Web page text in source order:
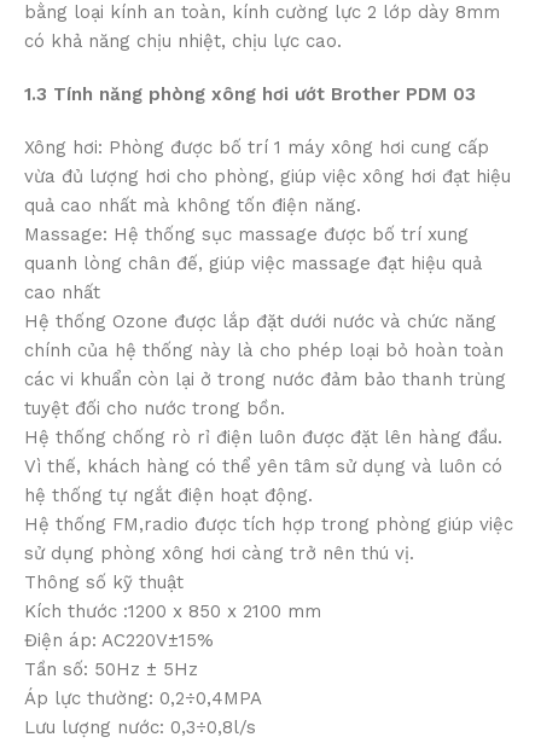
bằng loại kính an toàn, kính cường lực 2 lớp dày 8mm
có khả năng chịu nhiệt, chịu lực cao.
1.3 Tính năng phòng xông hơi ướt Brother PDM 03
Xông hơi: Phòng được bố trí 1 máy xông hơi cung cấp
vừa đủ lượng hơi cho phòng, giúp việc xông hơi đạt hiệu
quả cao nhất mà không tốn điện năng.
Massage: Hệ thống sục massage được bố trí xung
quanh lòng chân đế, giúp việc massage đạt hiệu quả
cao nhất
Hệ thống Ozone được lắp đặt dưới nước và chức năng
chính của hệ thống này là cho phép loại bỏ hoàn toàn
các vi khuẩn còn lại ở trong nước đảm bảo thanh trùng
tuyệt đối cho nước trong bồn.
Hệ thống chống rò rỉ điện luôn được đặt lên hàng đầu.
Vì thế, khách hàng có thể yên tâm sử dụng và luôn có
hệ thống tự ngắt điện hoạt động.
Hệ thống FM,radio được tích hợp trong phòng giúp việc
sử dụng phòng xông hơi càng trở nên thú vị.
Thông số kỹ thuật
Kích thước :1200 x 850 x 2100 mm
Điện áp: AC220V±15%
Tần số: 50Hz ± 5Hz
Áp lực thường: 0,2÷0,4MPA
Lưu lượng nước: 0,3÷0,8l/s